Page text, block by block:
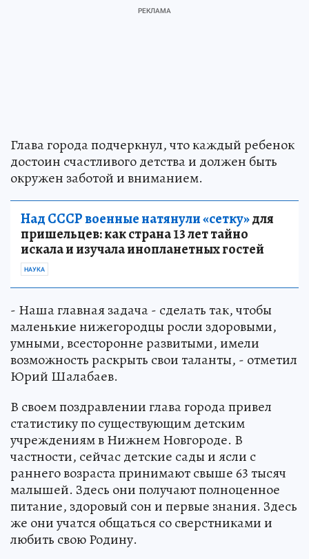
Глава города подчеркнул, что каждый ребенок
достоин счастливого детства и должен быть
окружен заботой и вниманием.
Над СССР военные натянули «сетку»для
пришельцев: как страна 13 лет тайно
искала и изучала инопланетных гостей
НАУКА
- Наша главная задача - сделать так, чтобы
маленькие нижегородцы росли здоровыми,
умными, всесторонне развитыми, имели
возможность раскрыть свои таланты, - отметил
Юрий Шалабаев.
В своем поздравлении глава города привел
статистику по существующим детским
учреждениям в Нижнем Новгороде. В
частности, сейчас детские сады и ясли с
раннего возраста принимают свыше 63 тысяч
малышей. Здесь они получают полноценное
питание, здоровый сон и первые знания. Здесь
же они учатся общаться со сверстниками и
любить свою Родину.